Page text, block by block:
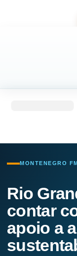
MONTENEGRO
Rio
contar
apoio a